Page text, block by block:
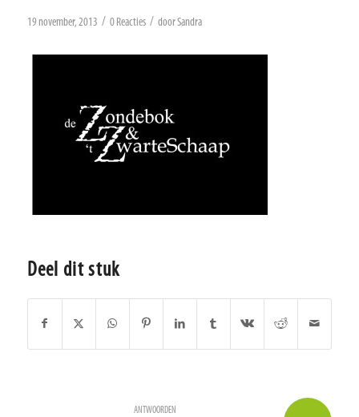
19 november, 2013 / 0 Reacties / doorSandra
Deel dit stuk
ANTWOORDEN